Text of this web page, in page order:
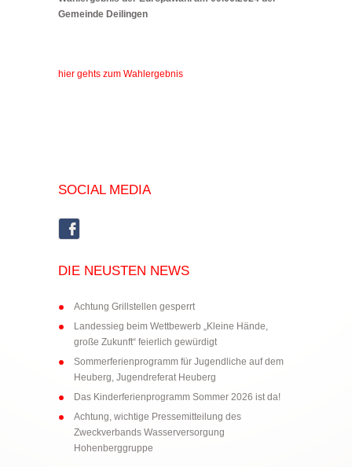
Gemeinde Deilingen
hier gehts zum Wahlergebnis
SOCIAL MEDIA
DIE NEUSTEN NEWS
Achtung Grillstellen gesperrt
Landessieg beim Wettbewerb „Kleine Hände,
große Zukunft“ feierlich gewürdigt
Sommerferienprogramm für Jugendliche auf dem
Heuberg, Jugendreferat Heuberg
Das Kinderferienprogramm Sommer 2026 ist da!
Achtung, wichtige Pressemitteilung des
Zweckverbands Wasserversorgung
Hohenberggruppe